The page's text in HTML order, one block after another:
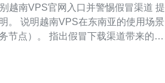
越南VPS官网入口并警惕假冒渠道 提
。 说明越南VPS在东南亚的使用场景
节点）。 指出假冒下载渠道带来的风
护等技术环节的关联性。 提醒用户下